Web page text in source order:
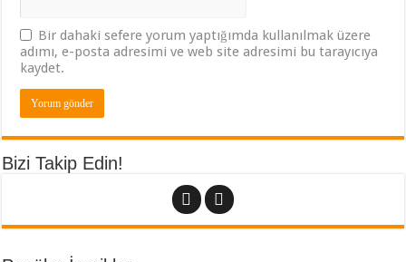
Bir dahaki sefere yorum yaptığımda kullanılmak üzere
adımı, e-posta adresimi ve web site adresimi bu tarayıcıya
kaydet.
Bizi Takip Edin!